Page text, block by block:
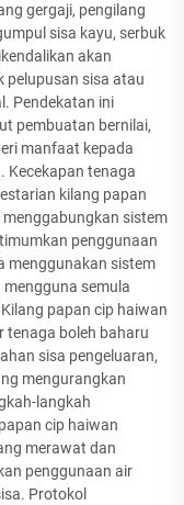
gergaji, pengilang
sisa kayu, serbuk
akan
pelupusan sisa atau
Pendekatan ini
pembuatan bernilai,
manfaat kepada
Kecekapan tenaga
kilang papan
sistem
penggunaan
menggunakan sistem
semula
papan cip haiwan
tenaga boleh baharu
sisa pengeluaran,
mengurangkan
langkah
cip haiwan
merawat dan
penggunaan air
Protokol